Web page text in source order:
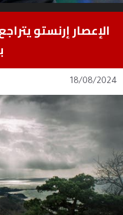
الإعصار إرنستو
18/08/2024